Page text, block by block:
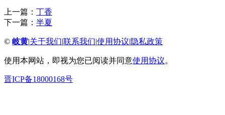
上一篇： 丁香
下一篇： 半夏
© 岐黄|关于我们|联系我们|使用协议|隐私政策
使用本网站，即视为您已阅读并同意使用协议。
晋ICP备18000168号